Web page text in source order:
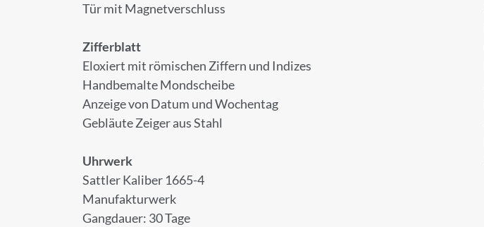
Tür mit Magnetverschluss
Zifferblatt
Eloxiert mit römischen Ziffern und Indizes
Handbemalte Mondscheibe
Anzeige von Datum und Wochentag
Gebläute Zeiger aus Stahl
Uhrwerk
Sattler Kaliber 1665-4
Manufakturwerk
Gangdauer: 30 Tage